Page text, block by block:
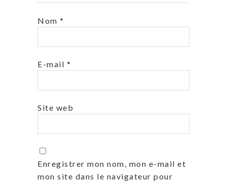
Nom *
E-mail *
Site web
Enregistrer mon nom, mon e-mail et
mon site dans le navigateur pour